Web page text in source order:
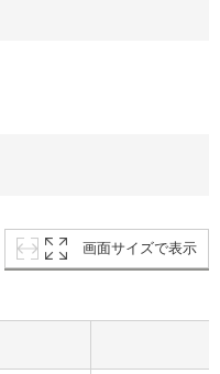
画面サイズで表示